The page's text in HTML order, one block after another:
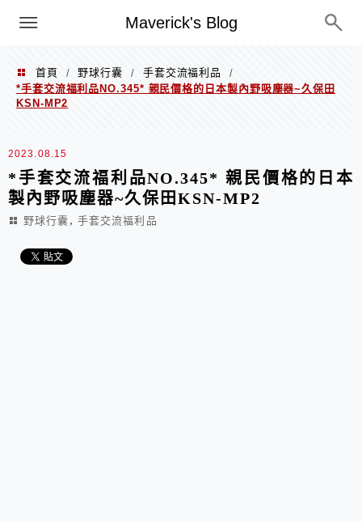
Maverick's Blog
Menu
首頁 / 野球行囊 / 手套交流福利品
/
*手套交流福利品NO.345* 親民價格的日本製內野吸塵器~久保田
KSN-MP2
2023.08.15
*手套交流福利品NO.345* 親民價格的日本
製內野吸塵器~久保田KSN-MP2
野球行囊 , 手套交流福利品